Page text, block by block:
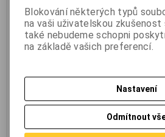
LM1084IT-05 TO220
Texas Instruments
Katalogové číslo:g330-133
Blokování některých typů
na vaši uživatelskou zkušenost
také nebudeme schopni
na základě vašich preferencí.
Nastavení
Odmítnout